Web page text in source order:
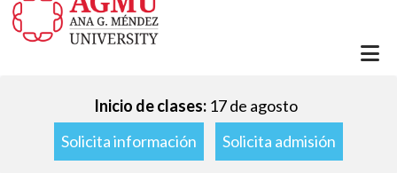
Inicio de clases: 17 de agosto
Solicita información
Solicita admisión